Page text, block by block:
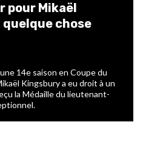
pour Mikaël
quelque chose
14e saison en Coupe du
Kingsbury a eu droit à un
la Médaille du lieutenant-